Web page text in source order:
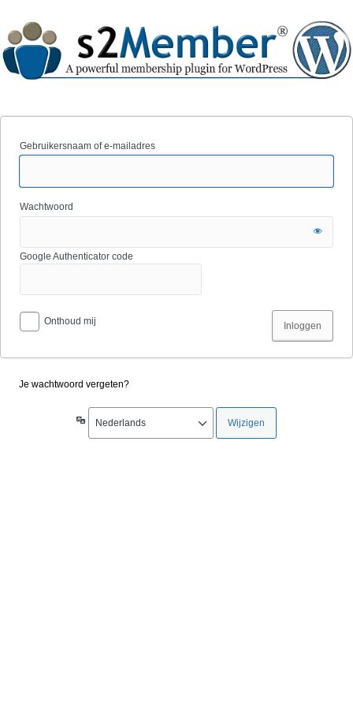
Gebruikersnaam of e-mailadres
Wachtwoord
Google Authenticator code
Onthoud mij
Je wachtwoord vergeten?
Taal